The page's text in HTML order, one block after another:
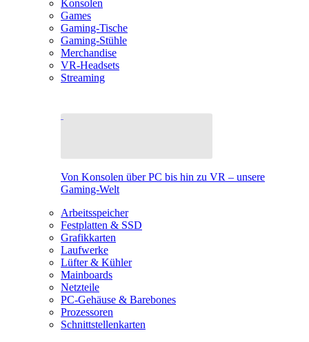
Konsolen
Games
Gaming-Tische
Gaming-Stühle
Merchandise
VR-Headsets
Streaming
Von Konsolen über PC bis hin zu VR – unsere
Gaming-Welt
Arbeitsspeicher
Festplatten & SSD
Grafikkarten
Laufwerke
Lüfter & Kühler
Mainboards
Netzteile
PC-Gehäuse & Barebones
Prozessoren
Schnittstellenkarten